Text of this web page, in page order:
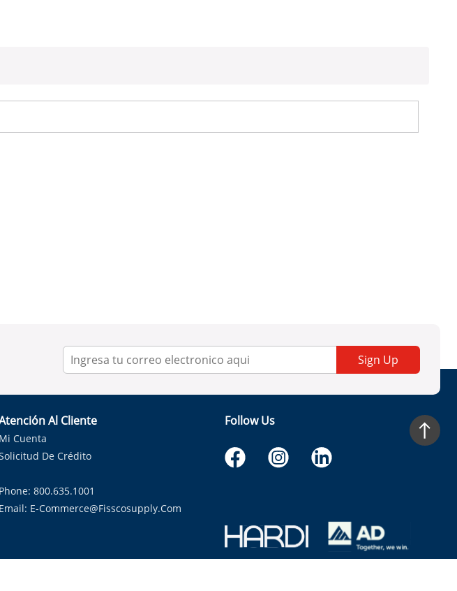
Sign Up
Al Cliente
Mi Cuenta
De Crédito
Phone: 800.635.1001
Email: E-Commerce@fisscosupply.com
Follow Us